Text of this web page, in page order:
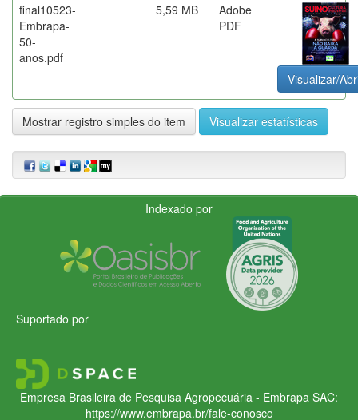
final10523-
Embrapa-
50-
anos.pdf
5,59 MB
Adobe
PDF
Visualizar/
Mostrar registro simples do item Visualizar estatísticas
Indexado por
Suportado por
Empresa Brasileira de Pesquisa Agropecuária - Embrapa SAC:
https://www.embrapa.br/fale-conosco